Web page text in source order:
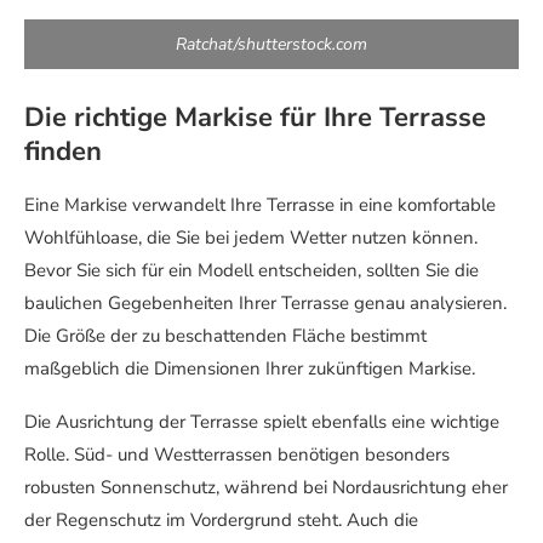
Ratchat/shutterstock.com
Die richtige Markise für Ihre Terrasse
finden
Eine Markise verwandelt Ihre Terrasse in eine komfortable
Wohlfühloase, die Sie bei jedem Wetter nutzen können.
Bevor Sie sich für ein Modell entscheiden, sollten Sie die
baulichen Gegebenheiten Ihrer Terrasse genau analysieren.
Die Größe der zu beschattenden Fläche bestimmt
maßgeblich die Dimensionen Ihrer zukünftigen Markise.
Die Ausrichtung der Terrasse spielt ebenfalls eine wichtige
Rolle. Süd- und Westterrassen benötigen besonders
robusten Sonnenschutz, während bei Nordausrichtung eher
der Regenschutz im Vordergrund steht. Auch die